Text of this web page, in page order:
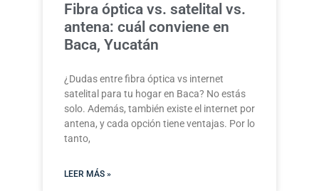
Fibra óptica vs. satelital vs.
antena: cuál conviene en
Baca, Yucatán
¿Dudas entre fibra óptica vs internet
satelital para tu hogar en Baca? No estás
solo. Además, también existe el internet por
antena, y cada opción tiene ventajas. Por lo
tanto,
LEER MÁS »